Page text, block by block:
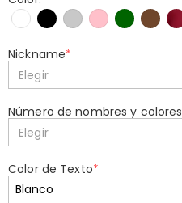
Nickname*
Elegir
Número de nombres y colores
Elegir
Color de Texto*